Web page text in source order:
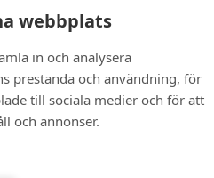
webbplats
in och analysera
prestanda och användning, för
till sociala medier och för att
och annonser.